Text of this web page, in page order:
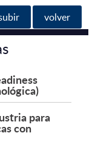
volver
para
con